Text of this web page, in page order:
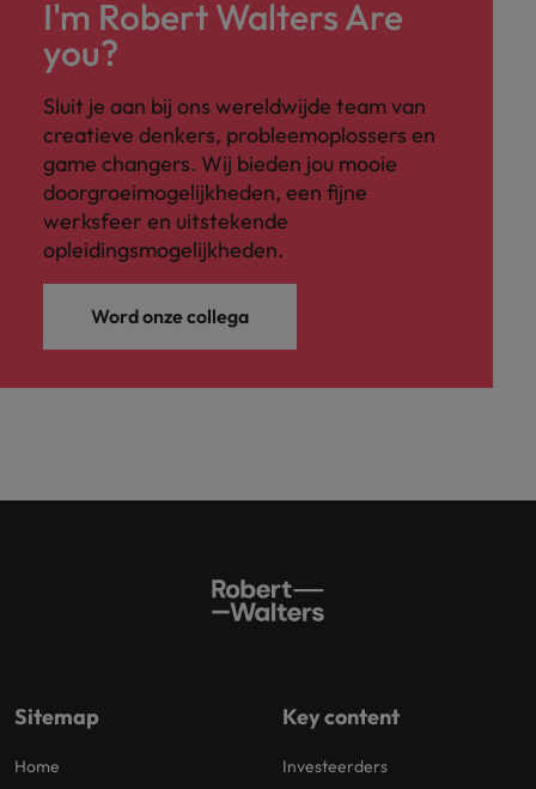
I'm Robert Walters Are
you?
Sluit je aan bij ons wereldwijde team van
creatieve denkers, probleemoplossers en
game changers. Wij bieden jou mooie
doorgroeimogelijkheden, een fijne
werksfeer en uitstekende
opleidingsmogelijkheden.
Word onze collega
Sitemap
Home
Key content
Investeerders